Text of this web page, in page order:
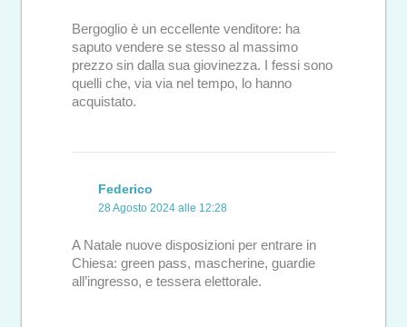
Bergoglio è un eccellente venditore: ha
saputo vendere se stesso al massimo
prezzo sin dalla sua giovinezza. I fessi sono
quelli che, via via nel tempo, lo hanno
acquistato.
Federico
28 Agosto 2024 alle 12:28
A Natale nuove disposizioni per entrare in
Chiesa: green pass, mascherine, guardie
all’ingresso, e tessera elettorale.